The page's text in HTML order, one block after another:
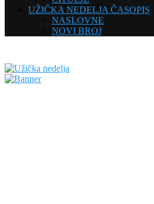
UŽIČKA NEDELJA ČASOPIS
NASLOVNE
NOVI BROJ